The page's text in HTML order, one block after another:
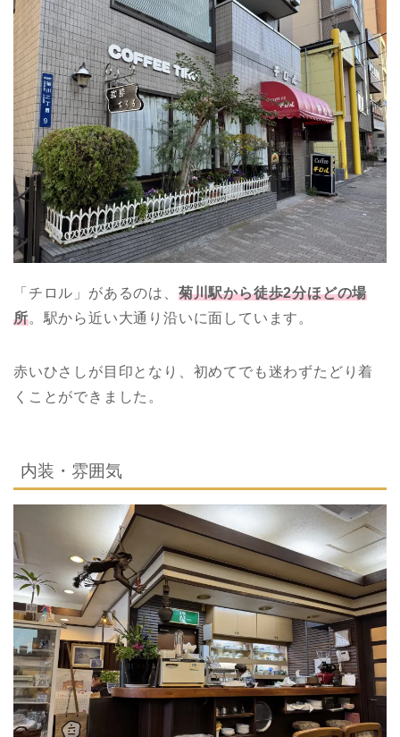
「チロル」があるのは、 菊川駅から徒歩2分ほどの場
所。駅から近い大通り沿いに面しています。
赤いひさしが目印となり、初めてでも迷わずたどり着
くことができました。
内装・雰囲気